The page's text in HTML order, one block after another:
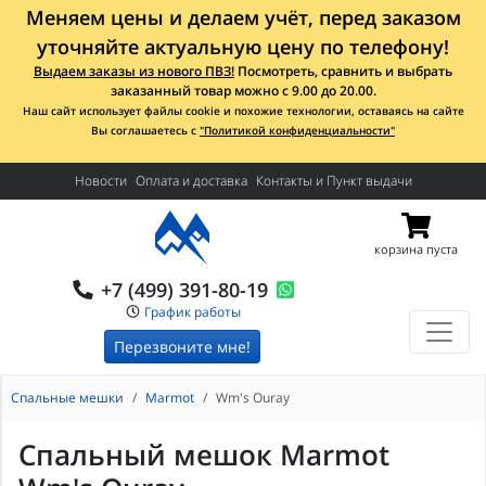
Меняем цены и делаем учёт, перед заказом
уточняйте актуальную цену по телефону!
Выдаем заказы из нового ПВЗ! Посмотреть, сравнить и выбрать
заказанный товар можно с 9.00 до 20.00.
Наш сайт использует файлы cookie и похожие технологии, оставаясь на сайте
Вы соглашаетесь с "Политикой конфиденциальности"
Новости Оплата и доставка Контакты и Пункт выдачи
+7 (499) 391-80-19
График работы
Перезвоните мне!
корзина пуста
Спальные мешки Marmot Wm's Ouray
Спальный мешок Marmot